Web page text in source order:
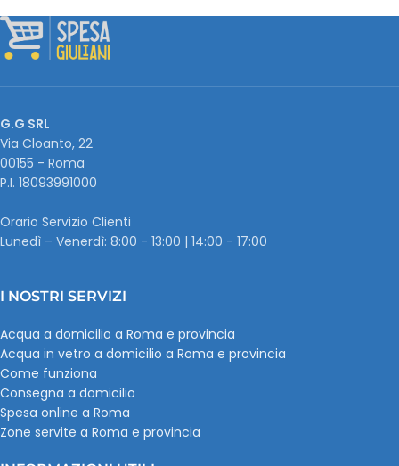
G.G SRL
Via Cloanto, 22
00155 - Roma
P.I. ‭18093991000
Orario Servizio Clienti
Lunedì – Venerdì: 8:00 - 13:00 | 14:00 - 17:00
I NOSTRI SERVIZI
Acqua a domicilio a Roma e provincia
Acqua in vetro a domicilio a Roma e provincia
Come funziona
Consegna a domicilio
Spesa online a Roma
Zone servite a Roma e provincia